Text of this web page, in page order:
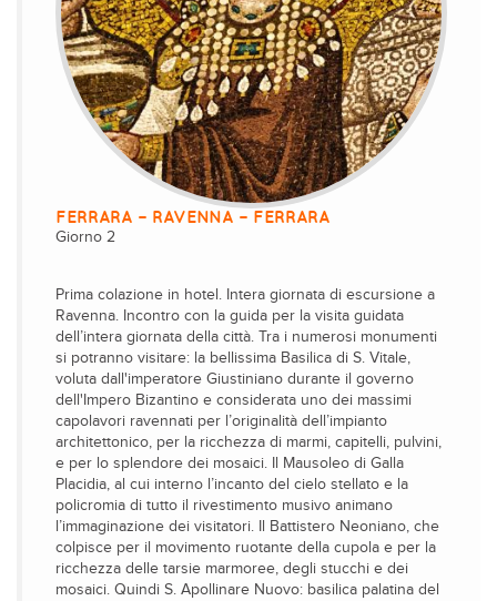
FERRARA – RAVENNA – FERRARA
Giorno 2
Prima colazione in hotel. Intera giornata di escursione a
Ravenna. Incontro con la guida per la visita guidata
dell’intera giornata della città. Tra i numerosi monumenti
si potranno visitare: la bellissima Basilica di S. Vitale,
voluta dall'imperatore Giustiniano durante il governo
dell'Impero Bizantino e considerata uno dei massimi
capolavori ravennati per l’originalità dell’impianto
architettonico, per la ricchezza di marmi, capitelli, pulvini,
e per lo splendore dei mosaici. Il Mausoleo di Galla
Placidia, al cui interno l’incanto del cielo stellato e la
policromia di tutto il rivestimento musivo animano
l’immaginazione dei visitatori. Il Battistero Neoniano, che
colpisce per il movimento ruotante della cupola e per la
ricchezza delle tarsie marmoree, degli stucchi e dei
mosaici. Quindi S. Apollinare Nuovo: basilica palatina del